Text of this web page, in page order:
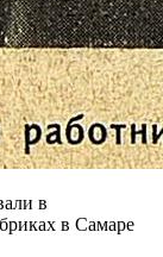
в
в Самаре